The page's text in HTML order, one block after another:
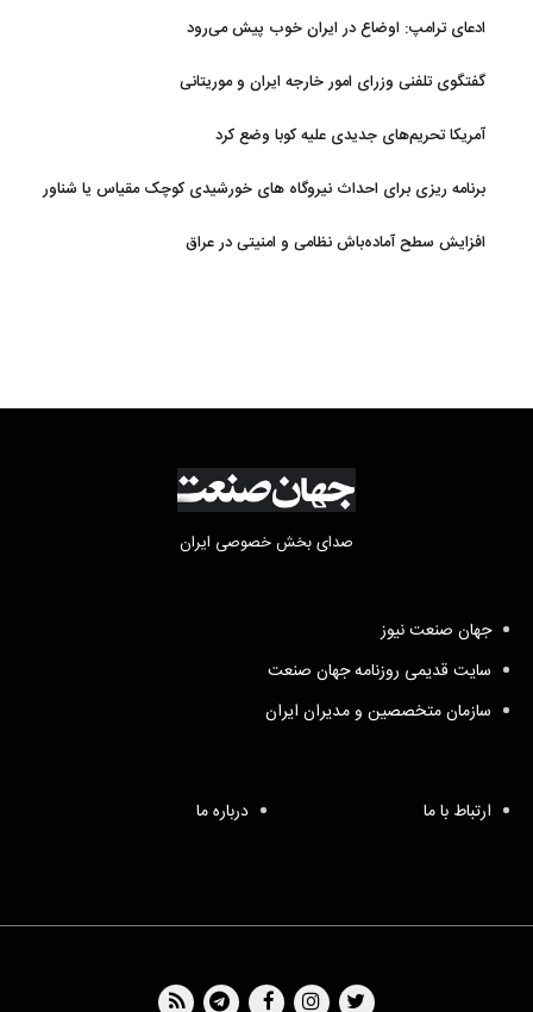
ادعای ترامپ: اوضاع در ایران خوب پیش می‌رود
گفتگوی تلفنی وزرای امور خارجه ایران و موریتانی
آمریکا تحریم‌های جدیدی علیه کوبا وضع کرد
برنامه ریزی برای احداث نیروگاه های خورشیدی کوچک مقیاس یا شناور
روی آب در مازندران
افزایش سطح آماده‌باش نظامی و امنیتی در عراق
صدای بخش خصوصی ایران
جهان صنعت نیوز
سایت قدیمی روزنامه جهان صنعت
سازمان متخصصین و مدیران ایران
ارتباط با ما درباره ما